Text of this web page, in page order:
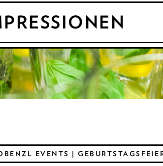
EVENTS |